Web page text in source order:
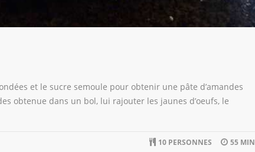
et le sucre semoule pour obtenir une pâte d’amandes
obtenue dans un bol, lui rajouter les jaunes d’oeufs, le
55 MIN
10 PERSONNES